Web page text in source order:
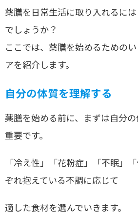
薬膳を日常生活に取り入れるに
でしょうか？
ここでは、薬膳を始めるための
アを紹介します。
自分の体質を理解する
薬膳を始める前に、まずは自分
重要です。
「冷え性」「花粉症」「不眠」
ぞれ抱えている不調に応じて
適した食材を選んでいきます。